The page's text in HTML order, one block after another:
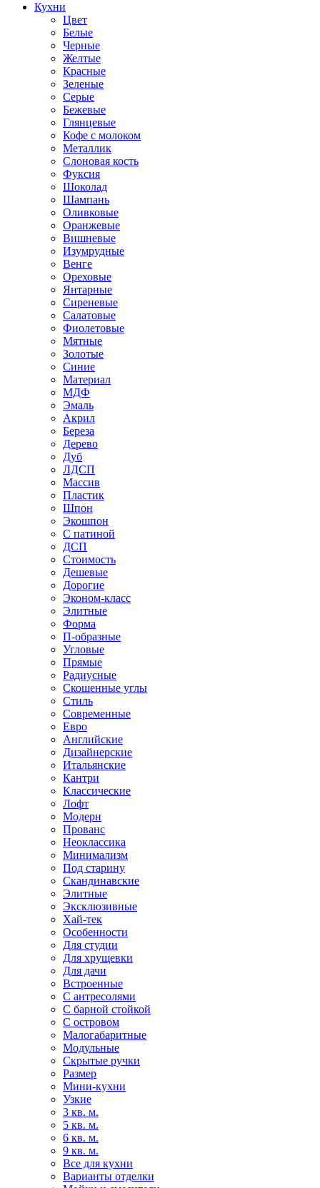
Кухни
Цвет
Белые
Черные
Желтые
Красные
Зеленые
Серые
Бежевые
Глянцевые
Кофе с молоком
Металлик
Слоновая кость
Фуксия
Шоколад
Шампань
Оливковые
Оранжевые
Вишневые
Изумрудные
Венге
Ореховые
Янтарные
Сиреневые
Салатовые
Фиолетовые
Мятные
Золотые
Синие
Материал
МДФ
Эмаль
Акрил
Береза
Дерево
Дуб
ЛДСП
Массив
Пластик
Шпон
Экошпон
С патиной
ДСП
Стоимость
Дешевые
Дорогие
Эконом-класс
Элитные
Форма
П-образные
Угловые
Прямые
Радиусные
Скошенные углы
Стиль
Современные
Евро
Английские
Дизайнерские
Итальянские
Кантри
Классические
Лофт
Модерн
Прованс
Неоклассика
Минимализм
Под старину
Скандинавские
Элитные
Эксклюзивные
Хай-тек
Особенности
Для студии
Для хрущевки
Для дачи
Встроенные
С антресолями
С барной стойкой
С островом
Малогабаритные
Модульные
Скрытые ручки
Размер
Мини-кухни
Узкие
3 кв. м.
5 кв. м.
6 кв. м.
9 кв. м.
Все для кухни
Варианты отделки